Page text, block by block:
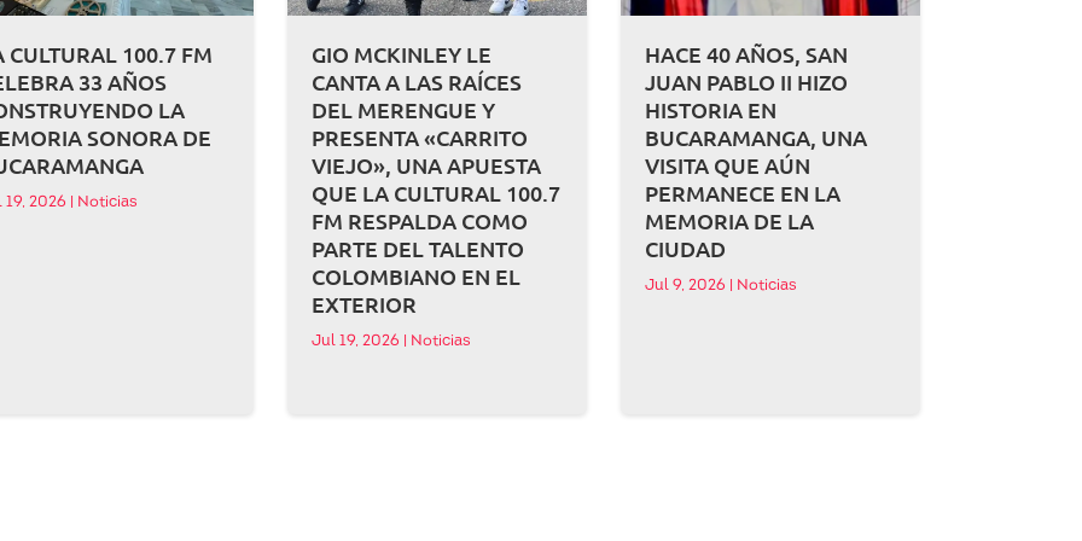
CULTURAL 100.7 FM
33 AÑOS
LA
SONORA DE
19, 2026 Noticias
GIO MCKINLEY LE
CANTA A LAS RAÍCES
DEL MERENGUE Y
PRESENTA «CARRITO
VIEJO», UNA APUESTA
QUE LA CULTURAL 100.7
FM RESPALDA COMO
PARTE DEL TALENTO
COLOMBIANO EN EL
EXTERIOR
Jul 19, 2026 Noticias
HACE 40 AÑOS, SAN
JUAN PABLO II HIZO
HISTORIA EN
BUCARAMANGA, UNA
VISITA QUE AÚN
PERMANECE EN LA
MEMORIA DE LA
CIUDAD
Jul 9, 2026 Noticias